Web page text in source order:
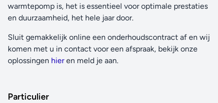
warmtepomp is, het is essentieel voor optimale prestaties
en duurzaamheid, het hele jaar door.
Sluit gemakkelijk online een onderhoudscontract af en wij
komen met u in contact voor een afspraak, bekijk onze
oplossingen hieren meld je aan.
Particulier